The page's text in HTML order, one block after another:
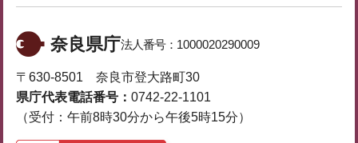
奈良県庁法人番号： 1000020290009
〒630-8501 奈良市登大路町30
県庁代表電話番号： 0742-22-1101
（受付：午前8時30分から午後5時15分）